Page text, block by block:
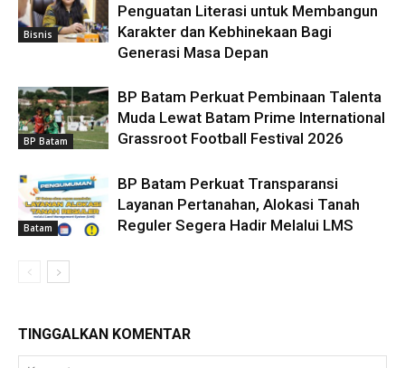
Bisnis
Penguatan Literasi untuk Membangun
Karakter dan Kebhinekaan Bagi
Generasi Masa Depan
BP Batam
BP Batam Perkuat Pembinaan Talenta
Muda Lewat Batam Prime International
Grassroot Football Festival 2026
Batam
BP Batam Perkuat Transparansi
Layanan Pertanahan, Alokasi Tanah
Reguler Segera Hadir Melalui LMS
TINGGALKAN KOMENTAR